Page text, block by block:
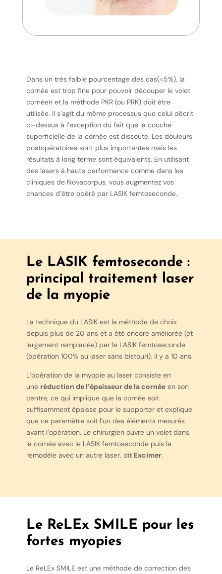
Dans un très faible pourcentage des cas(<5%), la
cornée est trop fine pour pouvoir découper le volet
cornéen et la méthode PKR (ou PRK) doit être
utilisée. Il s’agit du même processus que celui décrit
ci-dessus à l’exception du fait que la couche
superficielle de la cornée est dissoute. Les douleurs
postopératoires sont plus importantes mais les
résultats à long terme sont équivalents. En utilisant
des lasers à haute performance comme dans les
cliniques de Novacorpus, vous augmentez vos
chances d’être opéré par LASIK femtoseconde.
Le LASIK femtoseconde :
principal traitement laser
de la myopie
La technique du LASIK est la méthode de choix
depuis plus de 20 ans et a été encore améliorée (et
largement remplacée) par le LASIK femtoseconde
(opération 100% au laser sans bistouri), il y a 10 ans.
L’opération de la myopie au laser consiste en
une réduction de l’épaisseur de la cornéeen son
centre, ce qui implique que la cornée soit
suffisamment épaisse pour le supporter et explique
que ce paramètre soit l’un des éléments mesurés
avant l’opération. Le chirurgien ouvre un volet dans
la cornée avec le LASIK femtoseconde puis la
remodèle avec un autre laser, dit Excimer.
Le ReLEx SMILE pour les
fortes myopies
Le ReLEx SMILE est une méthode de correction des